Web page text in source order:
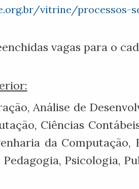
vitrine/processos-
vagas para o
Análise de
Ciências
da
Psicologia,